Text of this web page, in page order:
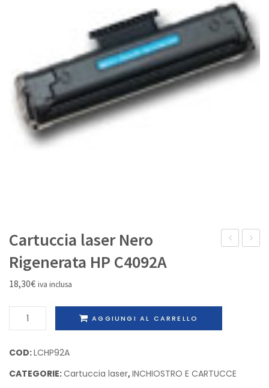
Cartuccia laser Nero
Rigenerata HP C4092A
18,30€ iva inclusa
Cartuccia
laser
Rigenerata
HP
AGGIUNGI AL CARRELLO
COD:LCHP92A
CATEGORIE:Cartuccia laser,INCHIOSTRO E CARTUCCE